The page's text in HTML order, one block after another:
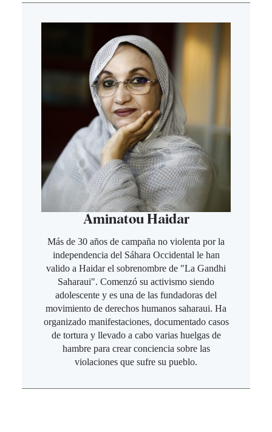
Aminatou Haidar
Más de 30 años de campaña no violenta por la
independencia del Sáhara Occidental le han
valido a Haidar el sobrenombre de "La Gandhi
Saharaui". Comenzó su activismo siendo
adolescente y es una de las fundadoras del
movimiento de derechos humanos saharaui. Ha
organizado manifestaciones, documentado casos
de tortura y llevado a cabo varias huelgas de
hambre para crear conciencia sobre las
violaciones que sufre su pueblo.